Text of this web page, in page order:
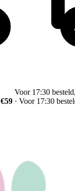
Voor 17:30
€59 · Voor 17:30